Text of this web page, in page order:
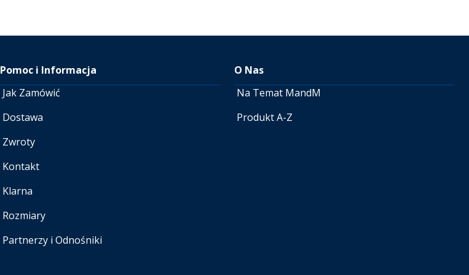
Pomoc i Informacja
Jak Zamówić
Dostawa
Zwroty
Kontakt
Klarna
Rozmiary
Partnerzy i Odnośniki
O Nas
Na Temat MandM
Produkt A-Z